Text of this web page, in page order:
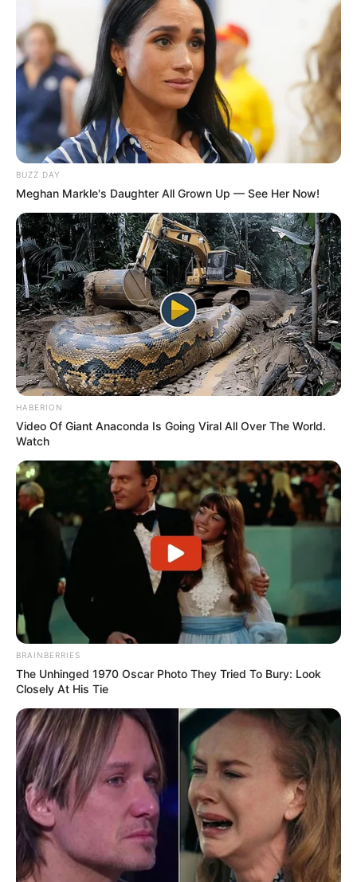
BUZZ DAY
Meghan Markle's Daughter All Grown Up — See Her Now!
HABERION
Video Of Giant Anaconda Is Going Viral All Over The World.
Watch
BRAINBERRIES
The Unhinged 1970 Oscar Photo They Tried To Bury: Look
Closely At His Tie